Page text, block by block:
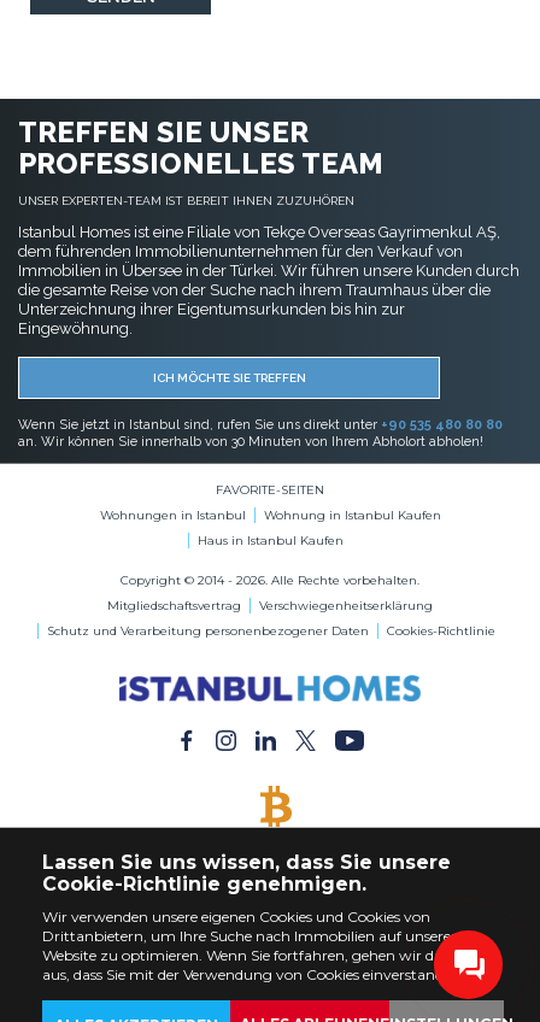
TREFFEN SIE UNSER
PROFESSIONELLES TEAM
UNSER EXPERTEN-TEAM IST BEREIT IHNEN ZUZUHÖREN
Istanbul Homes ist eine Filiale von Tekçe Overseas Gayrimenkul AŞ,
dem führenden Immobilienunternehmen für den Verkauf von
Immobilien in Übersee in der Türkei. Wir führen unsere Kunden durch
die gesamte Reise von der Suche nach ihrem Traumhaus über die
Unterzeichnung ihrer Eigentumsurkunden bis hin zur
Eingewöhnung.
ICH MÖCHTE SIE TREFFEN
Wenn Sie jetzt in Istanbul sind, rufen Sie uns direkt unter +90 535 480 80 80
an. Wir können Sie innerhalb von 30 Minuten von Ihrem Abholort abholen!
FAVORITE-SEITEN
Wohnungen in Istanbul
Wohnung in Istanbul Kaufen
Haus in Istanbul Kaufen
Copyright © 2014 - 2026. Alle Rechte vorbehalten.
Mitgliedschaftsvertrag
Verschwiegenheitserklärung
Schutz und Verarbeitung personenbezogener Daten
Cookies-Richtlinie
Kaufen Sie jede Immobilie mit Bitcoin-Zahlung
Lassen Sie uns wissen, dass Sie unsere
Cookie-Richtlinie genehmigen.
Wir verwenden unsere eigenen Cookies und Cookies von
Drittanbietern, um Ihre Suche nach Immobilien auf unserer
Website zu optimieren. Wenn Sie fortfahren, gehen wir davon
aus, dass Sie mit der Verwendung von Cookies einverstanden sind.